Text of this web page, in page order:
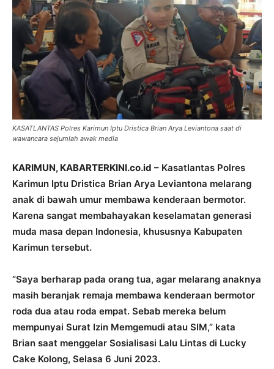
KASATLANTAS Polres Karimun Iptu Dristica Brian Arya Leviantona saat di
wawancara sejumlah awak media
KARIMUN, KABARTERKINI.co.id – Kasatlantas Polres
Karimun Iptu Dristica Brian Arya Leviantona melarang
anak di bawah umur membawa kenderaan bermotor.
Karena sangat membahayakan keselamatan generasi
muda masa depan Indonesia, khususnya Kabupaten
Karimun tersebut.
“Saya berharap pada orang tua, agar melarang anaknya
masih beranjak remaja membawa kenderaan bermotor
roda dua atau roda empat. Sebab mereka belum
mempunyai Surat Izin Memgemudi atau SIM,” kata
Brian saat menggelar Sosialisasi Lalu Lintas di Lucky
Cake Kolong, Selasa 6 Juni 2023.